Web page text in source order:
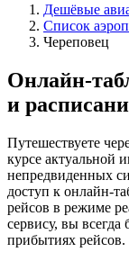
Дешёвые
Список
Череповец
Онлайн-
и
Путешествуете
курсе актуальной
непредвиденных
доступ к онлайн-
рейсов в режиме
сервису, вы всегда
прибытиях рейсов.